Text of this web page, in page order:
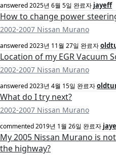
answered2025년 6월 5일 완료자 jayeff
How to change power
2002-2007 Nissan Murano
answered2023년 11월 27일 완료자
Location of my EGR Vacuum
2002-2007 Nissan Murano
answered2023년 4월 15일 완료자
What do I try next?
2002-2007 Nissan Murano
commented2019년 1월 26일 완료자
My 2005 Nissan Murano is
the highway?